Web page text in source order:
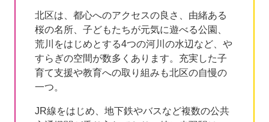
北区は、都心へのアクセスの良さ、由緒ある
桜の名所、子どもたちが元気に遊べる公園、
荒川をはじめとする4つの河川の水辺など、や
すらぎの空間が数多くあります。充実した子
育て支援や教育への取り組みも北区の自慢の
一つ。
JR線をはじめ、地下鉄やバスなど複数の公共